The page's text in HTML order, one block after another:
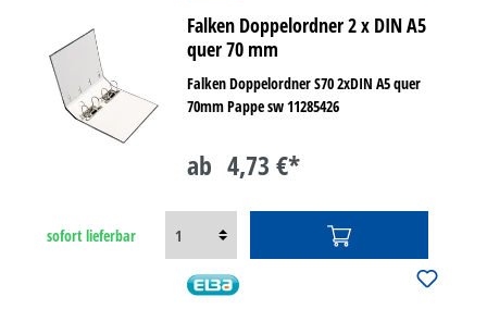
Falken Doppelordner 2 x DIN A5
quer 70 mm
Falken Doppelordner S70 2xDIN A5 quer
70mm Pappe sw 11285426
ab 4,73 €*
sofort lieferbar